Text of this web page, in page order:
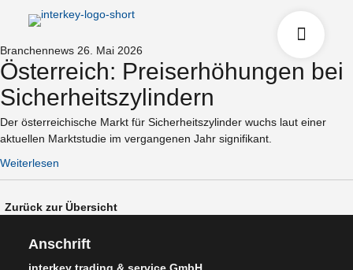
Branchennews 26. Mai 2026
Österreich: Preiserhöhungen bei
Sicherheitszylindern
Der österreichische Markt für Sicherheitszylinder wuchs laut einer
aktuellen Marktstudie im vergangenen Jahr signifikant.
Weiterlesen
Zurück zur Übersicht
Anschrift